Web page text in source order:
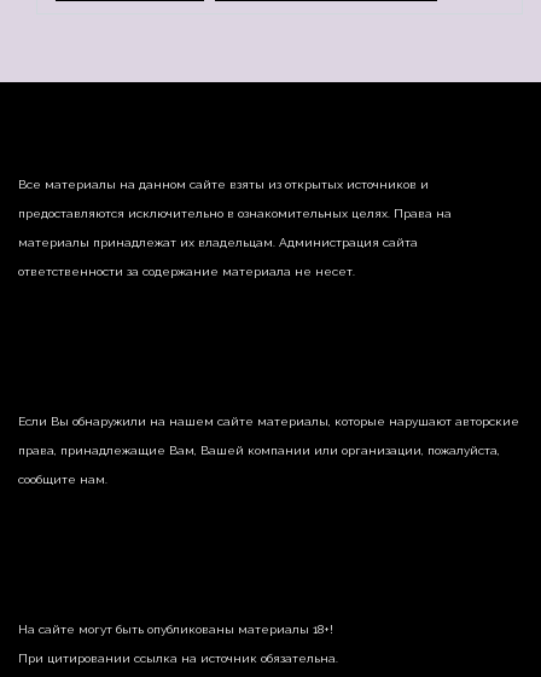
Все материалы на данном сайте взяты из открытых источников и
предоставляются исключительно в ознакомительных целях. Права на
материалы принадлежат их владельцам. Администрация сайта
ответственности за содержание материала не несет.
Если Вы обнаружили на нашем сайте материалы, которые нарушают авторские
права, принадлежащие Вам, Вашей компании или организации, пожалуйста,
сообщите нам.
На сайте могут быть опубликованы материалы 18+!
При цитировании ссылка на источник обязательна.